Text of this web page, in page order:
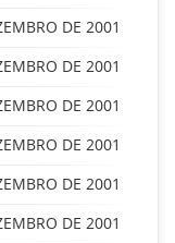
DE 2001
DE 2001
DE 2001
DE 2001
DE 2001
DE 2001